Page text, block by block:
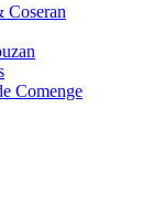
Coseran
Comenge